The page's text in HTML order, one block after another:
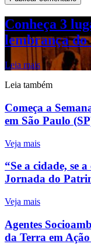
Conheça 3
lembrança do
Leia mais
Leia também
Começa a
em São Paulo
Veja mais
“Se a cidade, se
Jornada do
Veja mais
Agentes
da Terra em